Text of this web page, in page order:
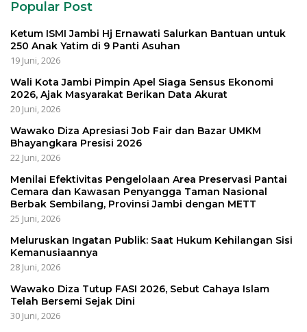
Popular Post
Ketum ISMI Jambi Hj Ernawati Salurkan Bantuan untuk
250 Anak Yatim di 9 Panti Asuhan
19 Juni, 2026
Wali Kota Jambi Pimpin Apel Siaga Sensus Ekonomi
2026, Ajak Masyarakat Berikan Data Akurat
20 Juni, 2026
Wawako Diza Apresiasi Job Fair dan Bazar UMKM
Bhayangkara Presisi 2026
22 Juni, 2026
Menilai Efektivitas Pengelolaan Area Preservasi Pantai
Cemara dan Kawasan Penyangga Taman Nasional
Berbak Sembilang, Provinsi Jambi dengan METT
25 Juni, 2026
Meluruskan Ingatan Publik: Saat Hukum Kehilangan Sisi
Kemanusiaannya
28 Juni, 2026
Wawako Diza Tutup FASI 2026, Sebut Cahaya Islam
Telah Bersemi Sejak Dini
30 Juni, 2026